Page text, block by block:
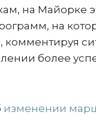
на Майорке
на
комментируя
более
изменении